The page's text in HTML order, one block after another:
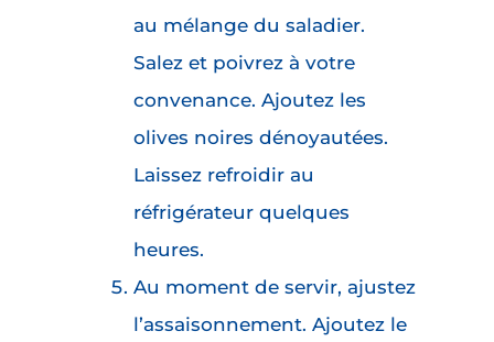
au mélange du saladier.
Salez et poivrez à votre
convenance. Ajoutez les
olives noires dénoyautées.
Laissez refroidir au
réfrigérateur quelques
heures.
Au moment de servir, ajustez
l’assaisonnement. Ajoutez le